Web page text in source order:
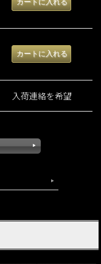
入荷連絡を希望